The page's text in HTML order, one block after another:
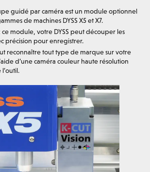
guidé par caméra est un module optionnel
de machines DYSS X5 et X7.
ce module, votre DYSS peut découper les
précision pour enregistrer.
reconnaître tout type de marque sur votre
d’une caméra couleur haute résolution